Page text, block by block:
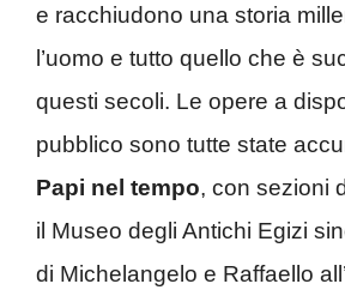
e racchiudono una storia
l’uomo e tutto quello che è
questi secoli. Le opere a
pubblico sono tutte state
Papi nel tempo, con sezioni
il Museo degli Antichi Egizi
di Michelangelo e Raffaello